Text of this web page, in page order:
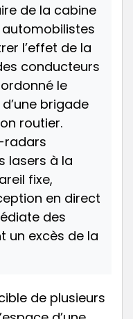
de la cabine
automobilistes
l’effet de la
conducteurs
le
brigade
routier.
radars
lasers à la
fixe,
en direct
des
un excès de la
de plusieurs